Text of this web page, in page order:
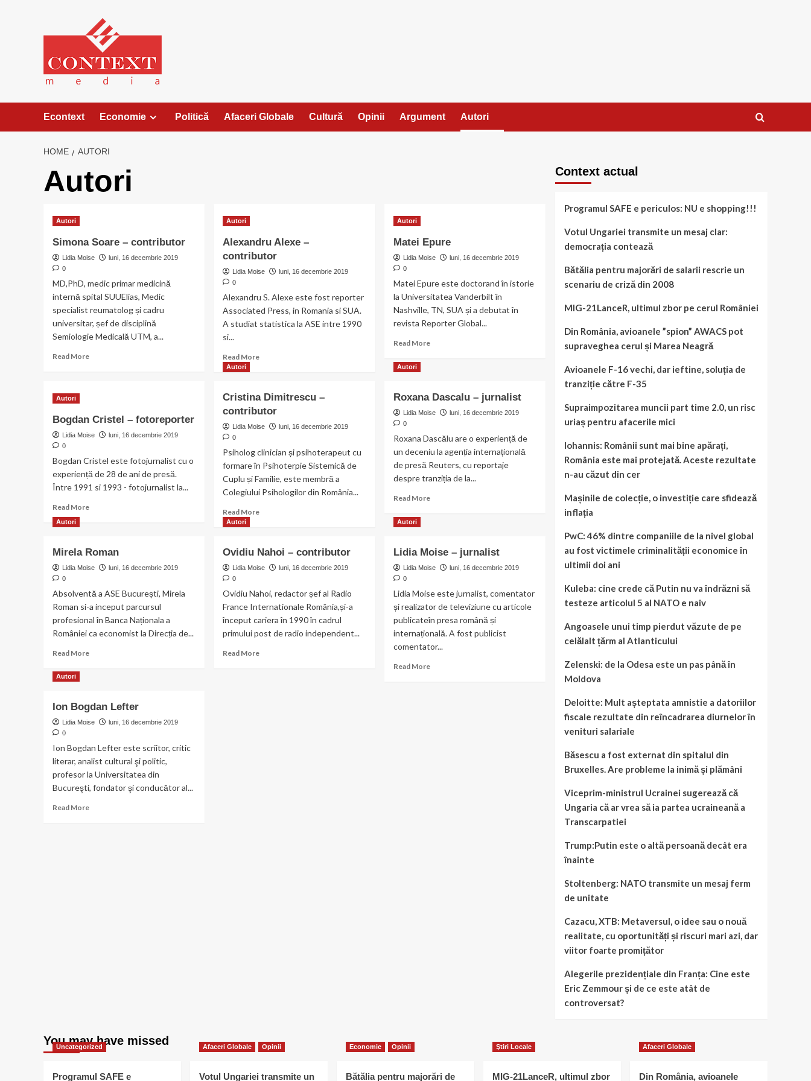
Econtext Economie Politică Afaceri Globale Cultură Opinii Argument Autori
HOME AUTORI
Autori
Autori
Simona Soare – contributor
Lidia Moise
luni, 16 decembrie 2019
0
MD,PhD, medic primar medicină
internă spital SUUElias, Medic
specialist reumatolog și cadru
universitar, șef de disciplină
Semiologie Medicală UTM, a...
Read MoreRead
contributor
Autori
Alexandru Alexe –
contributor
Lidia Moise
luni, 16 decembrie 2019
0
Alexandru S. Alexe este fost reporter
Associated Press, in Romania si SUA.
A studiat statistica la ASE intre 1990
si...
Read MoreRead
Alexe
–
contributor
Autori
Matei Epure
Lidia Moise
luni, 16 decembrie 2019
0
Matei Epure este doctorand în istorie
la Universitatea Vanderbilt în
Nashville, TN, SUA și a debutat în
revista Reporter Global...
Read MoreRead
Autori
Bogdan Cristel – fotoreporter
Lidia Moise
luni, 16 decembrie 2019
0
Bogdan Cristel este fotojurnalist cu o
experiență de 28 de ani de presă.
Între 1991 si 1993 - fotojurnalist la...
Read MoreRead
Cristel
fotoreporter
Autori
Cristina Dimitrescu –
contributor
Lidia Moise
luni, 16 decembrie 2019
0
Psiholog clinician și psihoterapeut cu
formare în Psihoterpie Sistemică de
Cuplu și Familie, este membră a
Colegiului Psihologilor din România...
Read MoreRead
Dimitrescu
–
Autori
Roxana Dascalu – jurnalist
Lidia Moise
luni, 16 decembrie 2019
0
Roxana Dascălu are o experiență de
un deceniu la agenția internațională
de presă Reuters, cu reportaje
despre tranziția de la...
Read MoreRead
–
jurnalist
Autori
Mirela Roman
Lidia Moise
luni, 16 decembrie 2019
0
Absolventă a ASE București, Mirela
Roman si-a inceput parcursul
profesional în Banca Naționala a
României ca economist la Direcția de...
Read MoreRead
Autori
Ovidiu Nahoi – contributor
Lidia Moise
luni, 16 decembrie 2019
0
Ovidiu Nahoi, redactor șef al Radio
France Internationale România,și-a
început cariera în 1990 în cadrul
primului post de radio independent...
Read MoreRead
Autori
Lidia Moise – jurnalist
Lidia Moise
luni, 16 decembrie 2019
0
Lidia Moise este jurnalist, comentator
și realizator de televiziune cu articole
publicateîn presa română și
internațională. A fost publicist
comentator...
Read MoreRead
Autori
Ion Bogdan Lefter
Lidia Moise
luni, 16 decembrie 2019
0
Ion Bogdan Lefter este scriitor, critic
literar, analist cultural şi politic,
profesor la Universitatea din
Bucureşti, fondator şi conducător al...
Read MoreRead
Context actual
Programul SAFE e periculos: NU e shopping!!!
Votul Ungariei transmite un mesaj clar:
democrația contează
Bătălia pentru majorări de salarii rescrie un
scenariu de criză din 2008
MIG-21LanceR, ultimul zbor pe cerul României
Din România, avioanele ”spion” AWACS pot
supraveghea cerul și Marea Neagră
Avioanele F-16 vechi, dar ieftine, soluția de
tranziție către F-35
Supraimpozitarea muncii part time 2.0, un risc
uriaș pentru afacerile mici
Iohannis: Românii sunt mai bine apărați,
România este mai protejată. Aceste rezultate
n-au căzut din cer
Mașinile de colecție, o investiție care sfidează
inflația
PwC: 46% dintre companiile de la nivel global
au fost victimele criminalității economice în
ultimii doi ani
Kuleba: cine crede că Putin nu va îndrăzni să
testeze articolul 5 al NATO e naiv
Angoasele unui timp pierdut văzute de pe
celălalt țărm al Atlanticului
Zelenski: de la Odesa este un pas până în
Moldova
Deloitte: Mult așteptata amnistie a datoriilor
fiscale rezultate din reîncadrarea diurnelor în
venituri salariale
Băsescu a fost externat din spitalul din
Bruxelles. Are probleme la inimă și plămâni
Viceprim-ministrul Ucrainei sugerează că
Ungaria că ar vrea să ia partea ucraineană a
Transcarpatiei
Trump:Putin este o altă persoană decât era
înainte
Stoltenberg: NATO transmite un mesaj ferm
de unitate
Cazacu, XTB: Metaversul, o idee sau o nouă
realitate, cu oportunități și riscuri mari azi, dar
viitor foarte promițător
Alegerile prezidențiale din Franța: Cine este
Eric Zemmour și de ce este atât de
controversat?
You may have missed
Uncategorized
Programul SAFE e
Afaceri Globale Opinii
Votul Ungariei transmite un
Economie Opinii
Bătălia pentru majorări de
Ştiri Locale
MIG-21LanceR, ultimul zbor
Afaceri Globale
Din România, avioanele